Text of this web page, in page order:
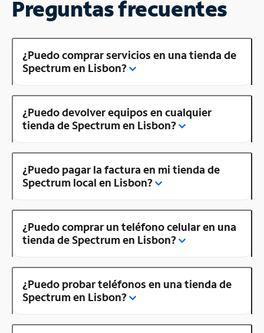
Preguntas frecuentes
¿Puedo comprar servicios en una tienda de
Spectrum en Lisbon?
¿Puedo devolver equipos en cualquier
tienda de Spectrum en Lisbon?
¿Puedo pagar la factura en mi tienda de
Spectrum local en Lisbon?
¿Puedo comprar un teléfono celular en una
tienda de Spectrum en Lisbon?
¿Puedo probar teléfonos en una tienda de
Spectrum en Lisbon?